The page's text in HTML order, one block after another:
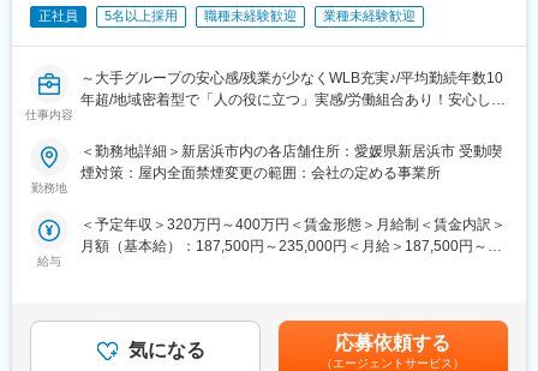
＜数字で見るレデイ薬局＞
・男女比＝5：5
・平均勤続年数：10.9年
・月平均残業時間：8.7時間
変更の範囲：会社の定める業務
「健康相談ができる身近な存在」を目指しています。
◎日々の接客を通じてお客様から直接「ありがとう」をもらえる
◎将来的には店長として、店舗・人・地域をまとめる立場を目指
せる
です。
■現場から店舗運営まで段階的に成長できる環境：
レジ・商品管理などの基礎業務からスタートし、将来的には店長
地域のお客様との距離が近く、日々の接客や相談対応を通じて、
信頼される存在として働けます。
正社員 5名以上採用 職種未経験歓迎 業種未経験歓迎
仕事内容
～大手グループの安心感/残業が少なくWLB充実♪/平均勤続年数10
年超/地域密着型で「人の役に立つ」実感/労働組合あり！安心して
■仕事内容：
まずは、レジ業務や商品管理などの基礎業務からスタートし、店
舗運営の基本を学んでいただきます。
・商品陳列・売場づくり
・発注・在庫管理
勤務地
＜勤務地詳細＞新居浜市内の各店舗住所：愛媛県新居浜市 受動喫
煙対策：屋内全面禁煙変更の範囲：会社の定める事業所
給与
＜予定年収＞320万円～400万円＜賃金形態＞月給制＜賃金内訳＞
月額（基本給）：187,500円～235,000円＜月給＞187,500円～
可能性があります。月給(月額)は固定手当を含めた表記です。
気になる 応募依頼する
（エージェントサービス）